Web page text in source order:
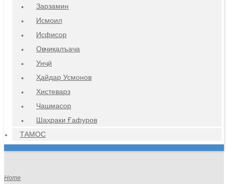
Зарзамин
Исмоил
Исфисор
Овчиқалъача
Унҷӣ
Ҳайдар Усмонов
Хистеварз
Чашмасор
Шаҳраки Ғафуров
ТАМОС
Home